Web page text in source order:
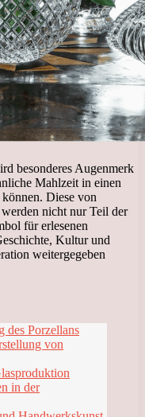
besonderes Augenmerk
Mahlzeit in einen
Diese von
nicht nur Teil der
für erlesenen
Kultur und
weitergegeben
des Porzellans
von
in der